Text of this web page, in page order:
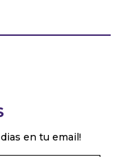
en tu email!